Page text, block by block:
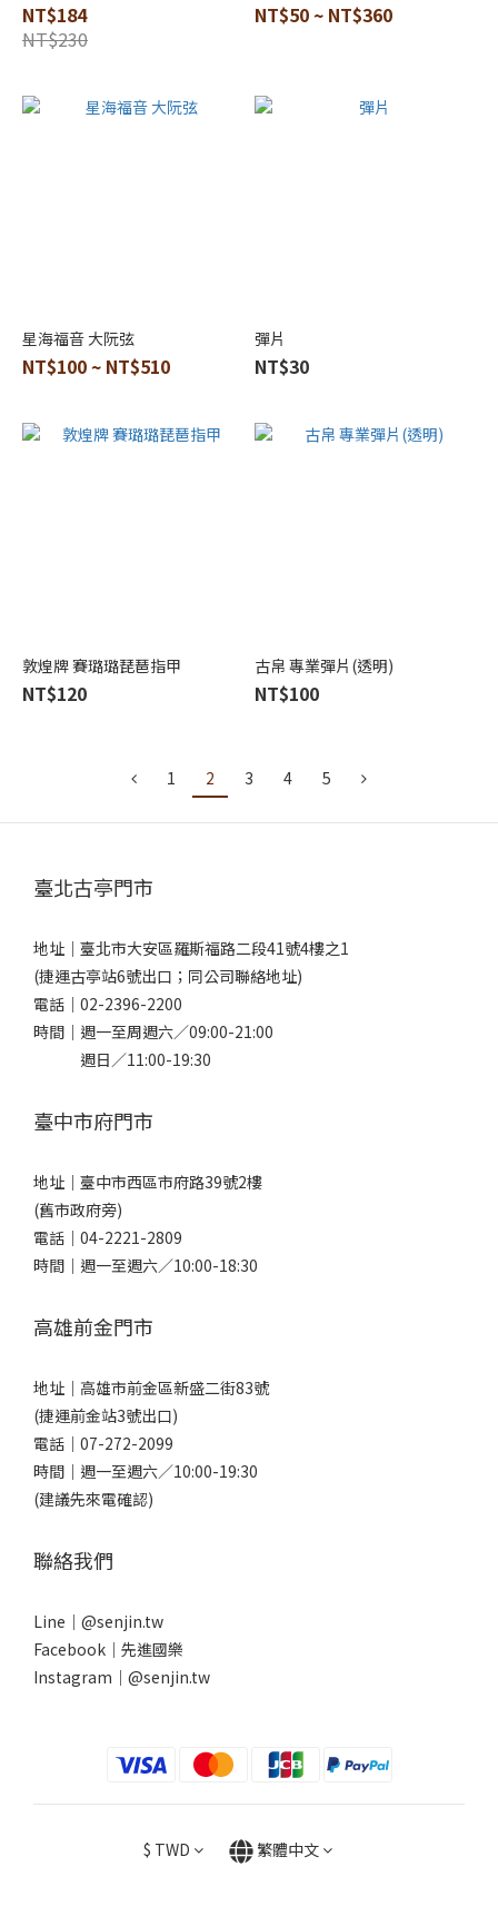
NT$184
NT$230
NT$50 ~ NT$360
星海福音 大阮弦
NT$100 ~ NT$510
彈片
NT$30
敦煌牌 賽璐璐琵琶指甲
NT$120
古帛 專業彈片(透明)
NT$100
1 2 3 4 5
臺北古亭門市
地址｜ 臺北市大安區羅斯福路二段41號4樓之1
(捷運古亭站6號出口；同公司聯絡地址)
電話｜ 02-2396-2200
時間｜週一至周週六／09:00-21:00
週日／11:00-19:30
臺中市府門市
地址｜ 臺中市西區市府路39號2樓
(舊市政府旁)
電話｜ 04-2221-2809
時間｜週一至週六／10:00-18:30
高雄前金門市
地址｜ 高雄市前金區新盛二街83號
(捷運前金站3號出口)
電話｜ 07-272-2099
時間｜週一至週六／10:00-19:30
(建議先來電確認)
聯絡我們
Line｜ @senjin.tw
Facebook｜ 先進國樂
Instagram｜ @senjin.tw
$ TWD 繁體中文